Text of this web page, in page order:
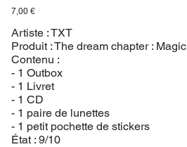
Prix
7,00 €
Artiste : TXT
Produit : The dream chapter : Magic
Contenu :
- 1 Outbox
- 1 Livret
- 1 CD
- 1 paire de lunettes
- 1 petit pochette de stickers
État : 9/10